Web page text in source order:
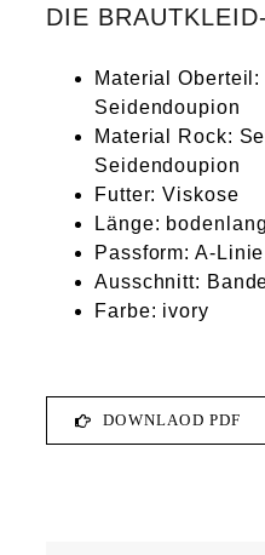
DIE
Material
Seidendoupion
Material Rock:
Seidendoupion
Futter: Viskose
Länge: bodenlang
Passform: A-Linie
Ausschnitt:
Farbe: ivory
DOWNLAOD PDF